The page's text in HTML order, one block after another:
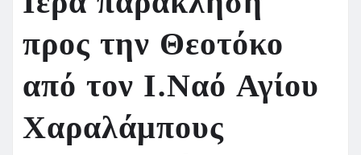
προς την Θεοτόκο
από τον Ι.Ναό Αγίου
Χαραλάμπους